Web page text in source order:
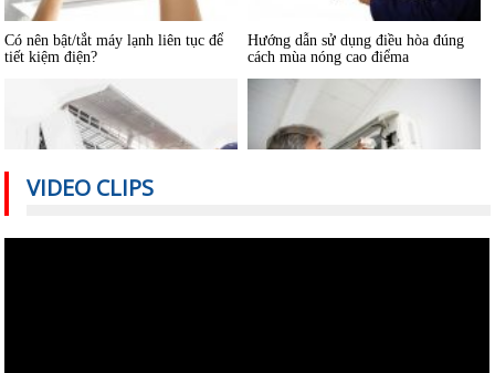
Có nên bật/tắt máy lạnh liên tục để
tiết kiệm điện?
Hướng dẫn sử dụng điều hòa đúng
cách mùa nóng cao điểma
Nguyên nhân nào khiến điều hòa
Cách sử dụng thiết bị điện tiết kiệm
VIDEO CLIPS